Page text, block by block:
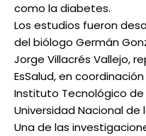
como la diabetes.
Los estudios fueron
del biólogo Germán
Jorge Villacrés Vallejo,
EsSalud, en
Instituto Tecnológico de
Universidad Nacional de
Una de las